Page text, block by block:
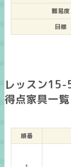
難易度
目標
レッスン15-
得点家具一覧
順番